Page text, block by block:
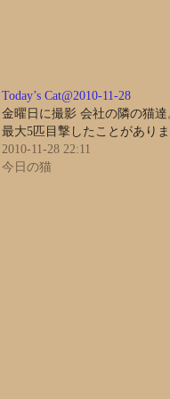
Today’s Cat@2010-11-28
金曜日に撮影 会社の隣の猫達
最大5匹目撃したことがあり
2010-11-28 22:11
今日の猫